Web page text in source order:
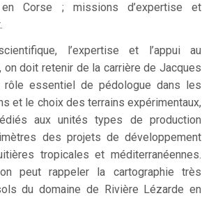
Corse ; missions d’expertise et
l’expertise et l’appui au
on doit retenir de la carrière de Jacques
rôle essentiel de pédologue dans les
et le choix des terrains expérimentaux,
aux unités types de production
des projets de développement
tropicales et méditerranéennes.
peut rappeler la cartographie très
du domaine de Rivière Lézarde en